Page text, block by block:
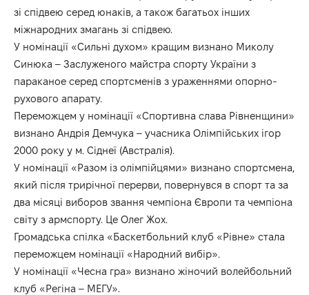
зі спідвею серед юнаків, а також багатьох інших
міжнародних змагань зі спідвею.
У номінації «Сильні духом» кращим визнано Миколу
Синюка – Заслуженого майстра спорту України з
параканое серед спортсменів з ураженнями опорно-
рухового апарату.
Переможцем у номінації «Спортивна слава Рівненщини»
визнано Андрія Демчука – учасника Олімпійських ігор
2000 року у м. Сіднеї (Австралія).
У номінації «Разом із олімпійцями» визнано спортсмена,
який після трирічної перерви, повернувся в спорт та за
два місяці виборов звання чемпіона Європи та чемпіона
світу з армспорту. Це Олег Жох.
Громадська спілка «Баскетбольний клуб «Рівне» стала
переможцем номінації «Народний вибір».
У номінації «Чесна гра» визнано жіночий волейбольний
клуб «Регіна – МЕГУ».